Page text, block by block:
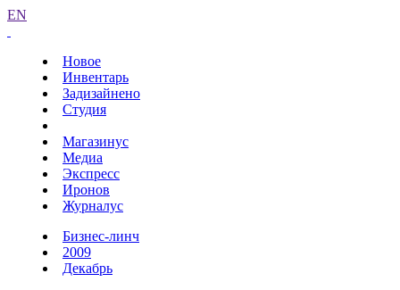
EN
Новое
Инвентарь
Задизайнено
Студия
Магазинус
Медиа
Экспресс
Иронов
Журналус
Бизнес-линч
2009
Декабрь